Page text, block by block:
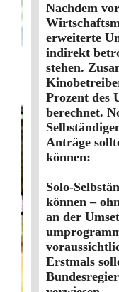
Nachdem
erweiterte
indirekt
stehen.
Prozent des
berechnet.
Anträge
können:
Solo-
können –
an der
Erstmals